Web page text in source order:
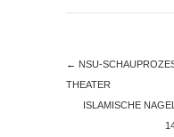
← NSU-
THEATER
ISLAMISCHE